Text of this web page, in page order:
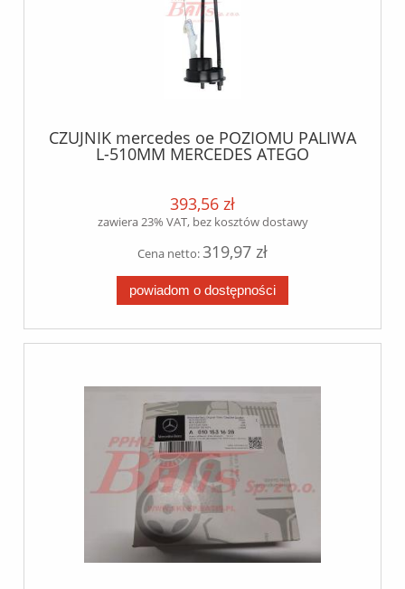
CZUJNIK mercedes oe POZIOMU PALIWA
L-510MM MERCEDES ATEGO
393,56 zł
zawiera 23% VAT, bez kosztów dostawy
Cena netto:319,97 zł
powiadom o dostępności